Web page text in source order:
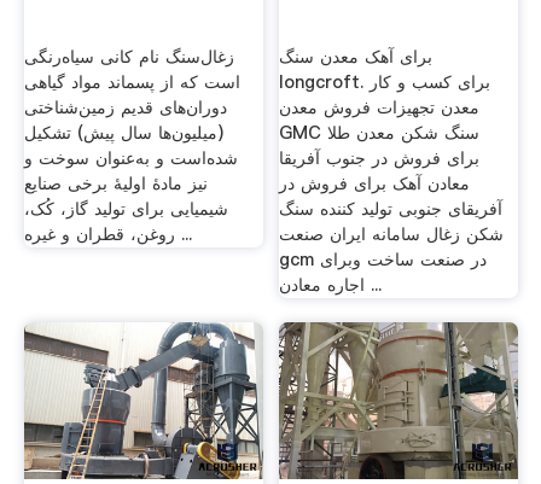
زغال‌سنگ نام کانی سیاه‌رنگی
است که از پسماند مواد گیاهی
دوران‌های قدیم زمین‌شناختی
(میلیون‌ها سال پیش) تشکیل
شده‌است و به‌عنوان سوخت و
نیز مادهٔ اولیهٔ برخی صنایع
شیمیایی برای تولید گاز، کُک،
روغن، قطران و غیره ...
برای آهک معدن سنگ
longcroft. برای کسب و کار
معدن تجهیزات فروش معدن
GMC سنگ شکن معدن طلا
برای فروش در جنوب آفریقا
معادن آهک برای فروش در
آفریقای جنوبی تولید کننده سنگ
شکن زغال سامانه ایران صنعت
gcm در صنعت ساخت وبرای
اجاره معادن ...